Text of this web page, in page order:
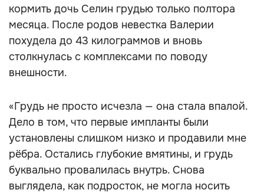
кормить дочь Селин грудью только полтора
месяца. После родов невестка Валерии
похудела до 43 килограммов и вновь
столкнулась с комплексами по поводу
внешности.
«Грудь не просто исчезла — она стала впалой.
Дело в том, что первые импланты были
установлены слишком низко и продавили мне
рёбра. Остались глубокие вмятины, и грудь
буквально провалилась внутрь. Снова
выглядела, как подросток, не могла носить